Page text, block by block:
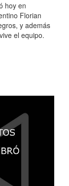
hoy en
Florian
y además
el equipo.